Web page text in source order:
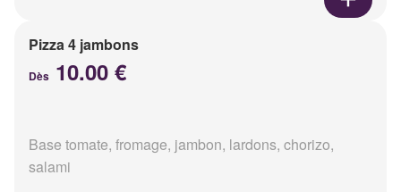
Pizza 4 jambons
Dès 10.00 €
Base tomate, fromage, jambon, lardons, chorizo,
salami